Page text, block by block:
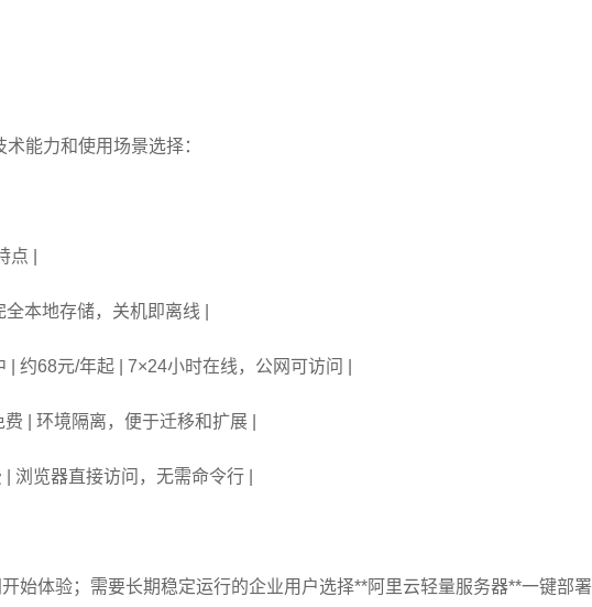
能力和使用场景选择：
|
本地存储，关机即离线 |
约68元/年起 | 7×24小时在线，公网可访问 |
| 环境隔离，便于迁移和扩展 |
浏览器直接访问，无需命令行 |
始体验；需要长期稳定运行的企业用户选择**阿里云轻量服务器**一键部